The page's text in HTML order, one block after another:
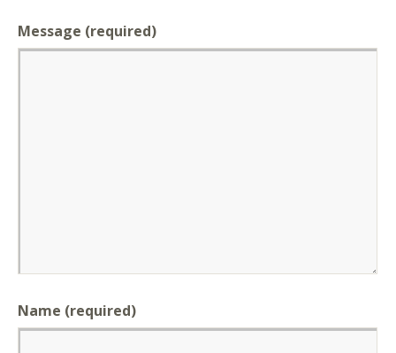
Message (required)
Name (required)